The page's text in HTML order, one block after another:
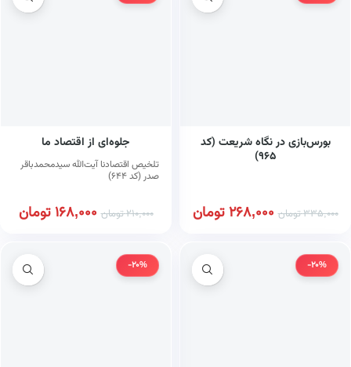
بورس‌بازی در نگاه شریعت (کد
۹۶۵)
335,000تومان 268,000تومان
جلوه‌ای از اقتصاد ما
تلخیص اقتصادنا آیت‌الله سیدمحمدباقر
صدر (کد ۶۴۴)
210,000تومان 168,000تومان
-20%
-20%